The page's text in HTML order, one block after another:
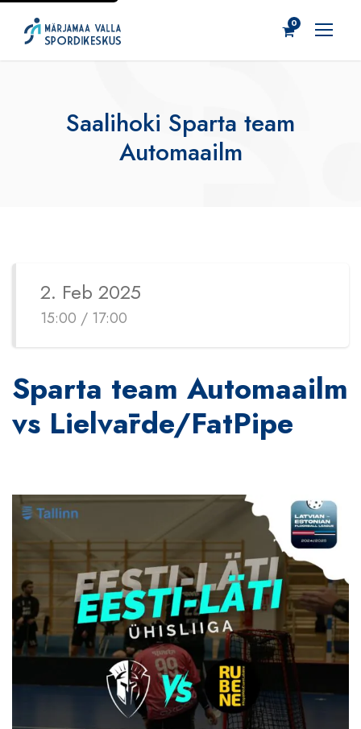
0
Saalihoki Sparta team
Automaailm
2. Feb 2025
15:00 / 17:00
Sparta team Automaailm
vs Lielvārde/FatPipe